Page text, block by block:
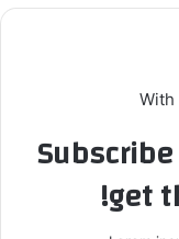
With
get